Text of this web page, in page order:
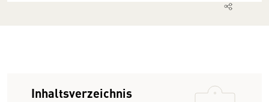
Inhaltsverzeichnis